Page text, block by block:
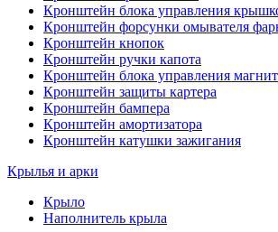
Кронштейн блока управления
Кронштейн форсунки омывателя
Кронштейн кнопок
Кронштейн ручки капота
Кронштейн блока управления
Кронштейн защиты картера
Кронштейн бампера
Кронштейн амортизатора
Кронштейн катушки зажигания
Крылья и арки
Крыло
Наполнитель крыла